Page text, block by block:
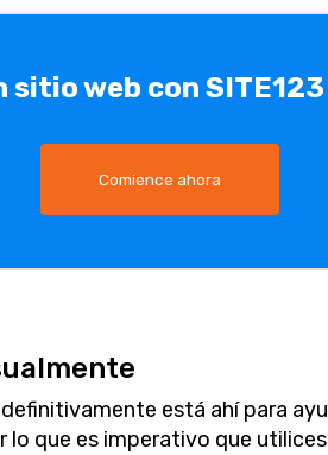
sitio web con
Comience ahora
está ahí para
lo que es imperativo que